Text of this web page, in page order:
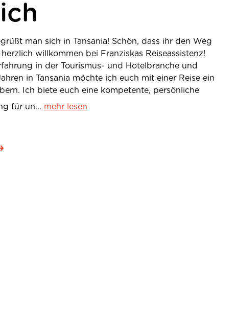
man sich in Tansania! Schön, dass ihr den Weg
willkommen bei Franziskas Reiseassistenz!
in der Tourismus- und Hotelbranche und
in Tansania möchte ich euch mit einer Reise ein
Ich biete euch eine kompetente, persönliche
für un... mehr lesen